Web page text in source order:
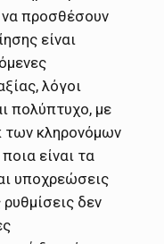
να προσθέσουν
είναι
λόγοι
πολύπτυχο, με
των κληρονόμων
είναι τα
υποχρεώσεις
δεν